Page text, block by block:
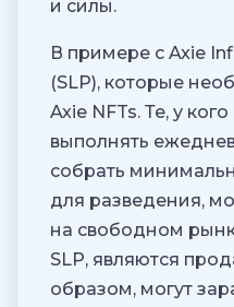
и силы.
В примере с Axie
(SLP), которые
Axie NFTs. Те, у
выполнять
собрать
для разведения,
на свободном
SLP, являются
образом, могут